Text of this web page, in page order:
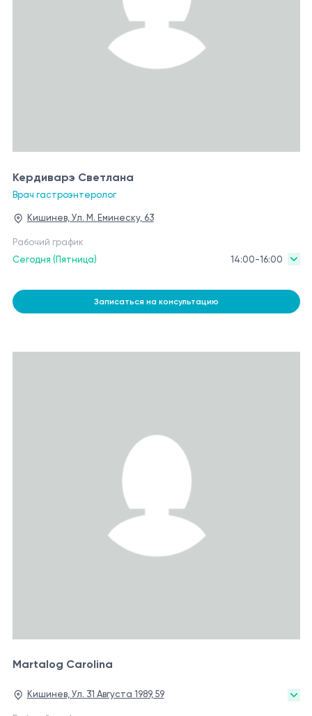
Кердиварэ Светлана
Врач гастроэнтеролог
Кишинев, Ул. М. Еминеску, 63
Рабочий график
Сегодня (Пятница)
14:00-16:00
Записаться на консультацию
Martalog Carolina
Кишинев, Ул. 31 Августа 1989, 59